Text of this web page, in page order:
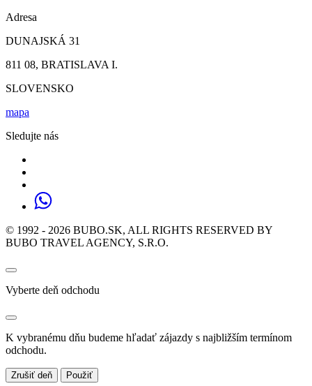
Adresa
DUNAJSKÁ 31
811 08, BRATISLAVA I.
SLOVENSKO
mapa
Sledujte nás
© 1992 - 2026 BUBO.SK, ALL RIGHTS RESERVED BY
BUBO TRAVEL AGENCY, S.R.O.
Vyberte deň odchodu
K vybranému dňu budeme hľadať zájazdy s najbližším termínom
odchodu.
Zrušiť deň Použiť